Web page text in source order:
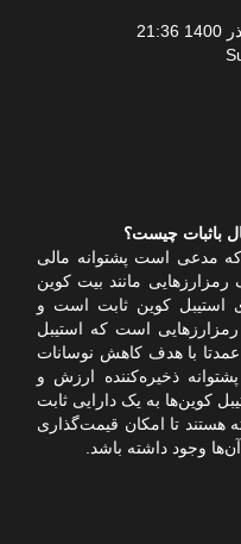
مدعی است پشتوانه‌ مالی
رمزارزهایی مانند بیت کوین
استیبل کوین ثابت است و
رمزارزهایی است که استیبل
با هدف کاهش نوسانات
ذخیره‌کننده ارزش و
کوین‌ها به یک دارایی ثابت
هستند تا امکان قیمت‌گذاری
وجود داشته باشد.